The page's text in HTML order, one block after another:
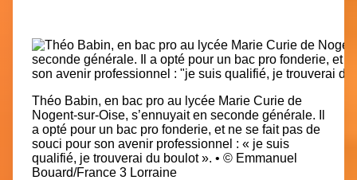
Théo Babin, en bac pro au lycée Marie Curie de
Nogent-sur-Oise, s’ennuyait en seconde générale. Il
a opté pour un bac pro fonderie, et ne se fait pas de
souci pour son avenir professionnel : « je suis
qualifié, je trouverai du boulot ». • © Emmanuel
Bouard/France 3 Lorraine